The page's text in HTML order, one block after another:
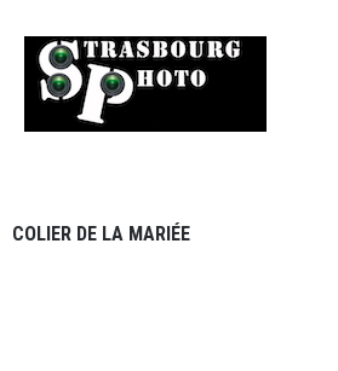
COLIER DE LA MARIÉE